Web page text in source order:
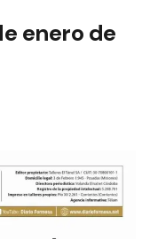
enero de